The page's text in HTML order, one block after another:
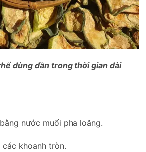
dùng dần trong thời gian dài
nước muối pha loãng.
các khoanh tròn.